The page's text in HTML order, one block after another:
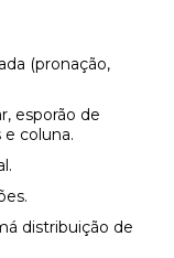
e coluna.